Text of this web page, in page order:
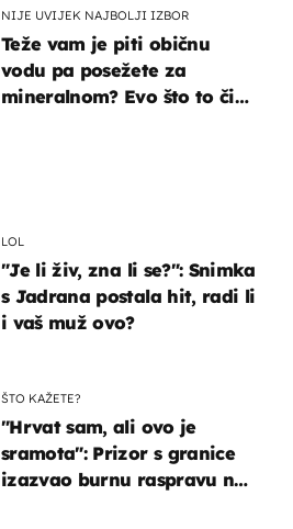
LOL
"Je li živ, zna li se?": Snimka
s Jadrana postala hit, radi li
i vaš muž ovo?
ŠTO KAŽETE?
"Hrvat sam, ali ovo je
sramota": Prizor s granice
izazvao burnu raspravu na
NIJE UVIJEK NAJBOLJI IZBOR
Teže vam je piti običnu
vodu pa posežete za
mineralnom? Evo što to čini